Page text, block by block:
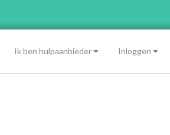
Ik ben hulpaanbieder Inloggen